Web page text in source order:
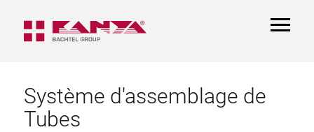
Système d'assemblage de
Tubes